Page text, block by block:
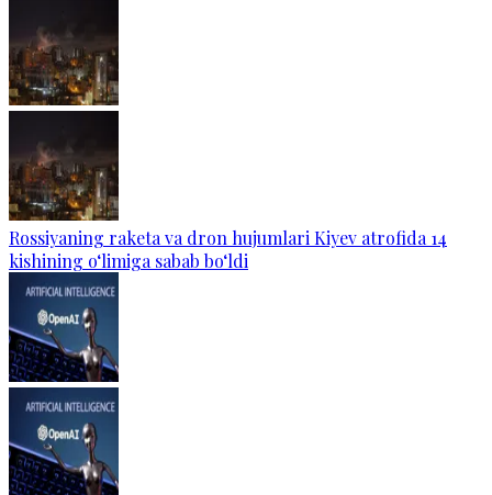
Rossiyaning raketa va dron hujumlari Kiyev atrofida 14
kishining o‘limiga sabab bo‘ldi